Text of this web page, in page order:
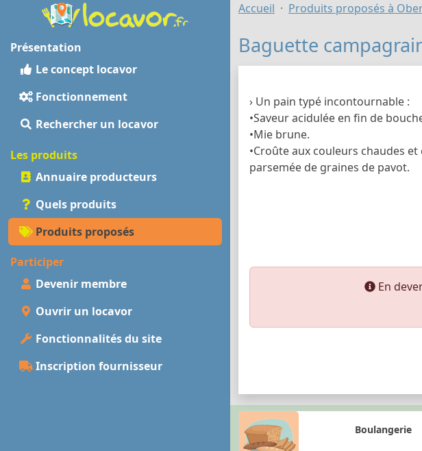
Présentation
Le concept locavor
Fonctionnement
Rechercher un locavor
Les produits
Annuaire producteurs
Quels produits
Produits proposés
Participer
Devenir membre
Ouvrir un locavor
Fonctionnalités du site
Inscription fournisseur
Accueil Produits proposés à
Baguette
› Un pain typé incontournable :
•Saveur acidulée en fin de
•Mie brune.
•Croûte aux couleurs chaudes
parsemée de graines de pavot.
En
Boulangerie